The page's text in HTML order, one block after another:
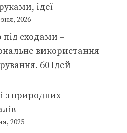
ідеї
2026
під сходами –
використання
60 Ідей
з природних
2025